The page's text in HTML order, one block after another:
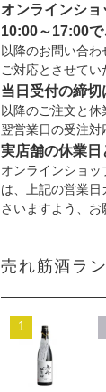
オンラインシ
10:00～17:00
以降のお問い合
ご対応とさせてい
当日受付の締
以降のご注文と
翌営業日の受注対
実店舗の休業
オンラインショ
は、上記の営業
さいますよう、お
売れ筋酒ラ
1